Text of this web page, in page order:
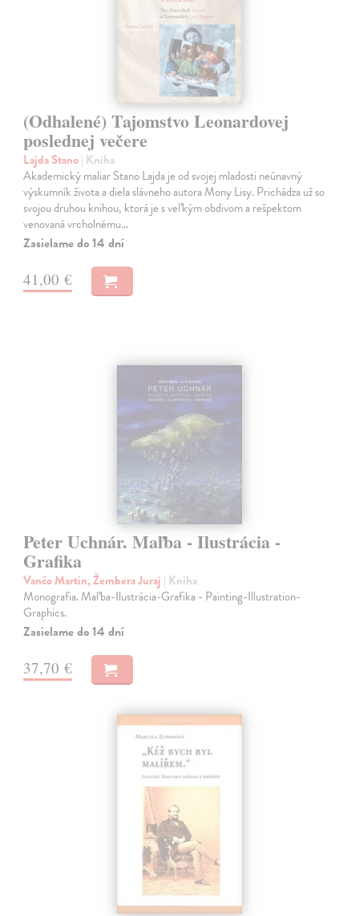
(Odhalené) Tajomstvo Leonardovej
poslednej večere
Lajda Stano| Kniha
Akademický maliar Stano Lajda je od svojej mladosti neúnavný
výskumník života a diela slávneho autora Mony Lisy. Prichádza už so
svojou druhou knihou, ktorá je s veľkým obdivom a rešpektom
venovaná vrcholnému…
Zasielame do 14 dní
41,00 €
Peter Uchnár. Maľba - Ilustrácia -
Grafika
Vančo Martin, Žembera Juraj | Kniha
Monografia. Maľba-Ilustrácia-Grafika - Painting-Illustration-
Graphics.
Zasielame do 14 dní
37,70 €